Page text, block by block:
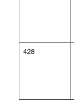
428